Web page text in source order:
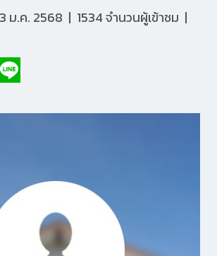
ม.ค. 2568 | 1534 จำนวนผู้เข้าชม |